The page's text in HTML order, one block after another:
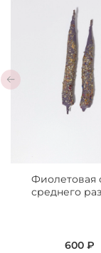
Фиолетовая
среднего
600 ₽